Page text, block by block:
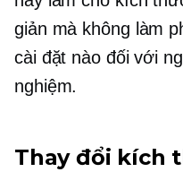
giản mà không làm
cài đặt nào đối với
nghiệm.
Thay đổi kích